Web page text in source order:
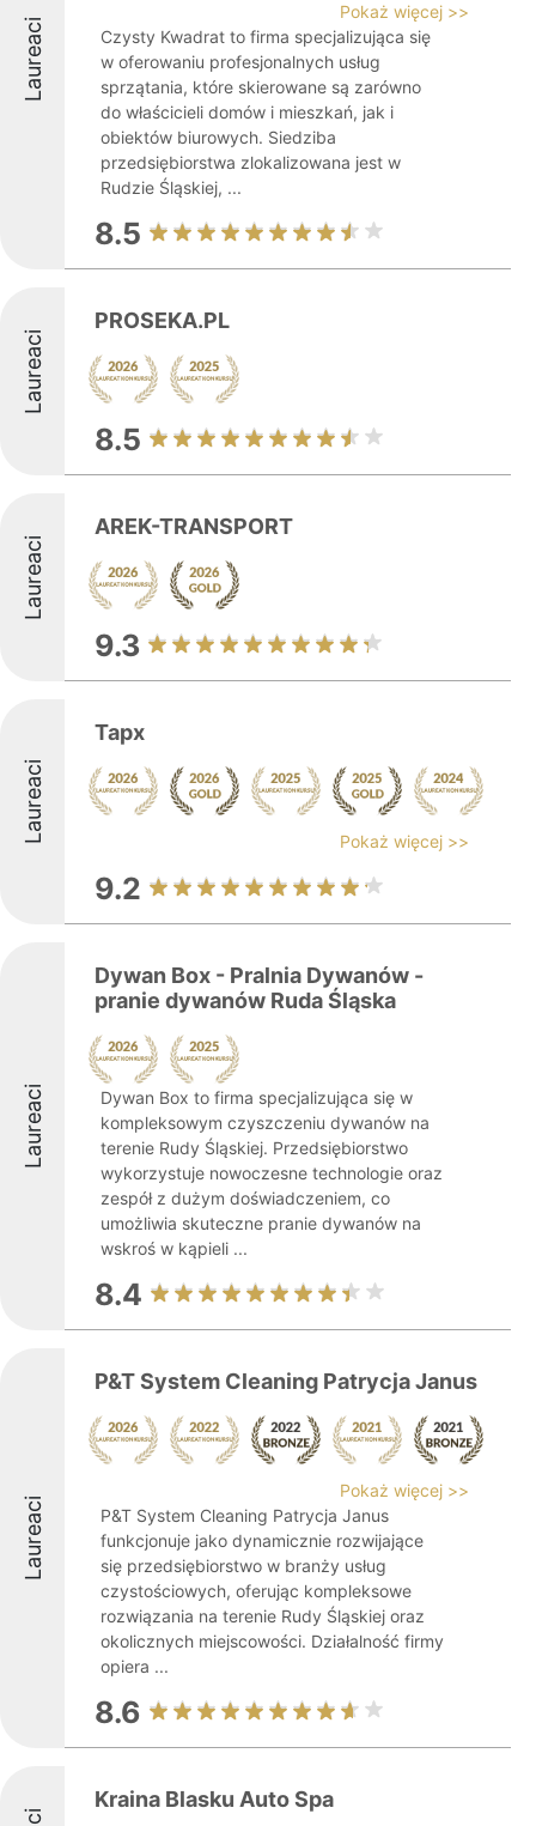
Laureaci
Pokaż więcej >>
Czysty Kwadrat to firma specjalizująca się
w oferowaniu profesjonalnych usług
sprzątania, które skierowane są zarówno
do właścicieli domów i mieszkań, jak i
obiektów biurowych. Siedziba
przedsiębiorstwa zlokalizowana jest w
Rudzie Śląskiej, ...
8.5
Laureaci
PROSEKA.PL
8.5
Laureaci
AREK-TRANSPORT
9.3
Laureaci
Tapx
Pokaż więcej >>
9.2
Laureaci
Dywan Box - Pralnia Dywanów -
pranie dywanów Ruda Śląska
Dywan Box to firma specjalizująca się w
kompleksowym czyszczeniu dywanów na
terenie Rudy Śląskiej. Przedsiębiorstwo
wykorzystuje nowoczesne technologie oraz
zespół z dużym doświadczeniem, co
umożliwia skuteczne pranie dywanów na
wskroś w kąpieli ...
8.4
Laureaci
P&T System Cleaning Patrycja Janus
Pokaż więcej >>
P&T System Cleaning Patrycja Janus
funkcjonuje jako dynamicznie rozwijające
się przedsiębiorstwo w branży usług
czystościowych, oferując kompleksowe
rozwiązania na terenie Rudy Śląskiej oraz
okolicznych miejscowości. Działalność firmy
opiera ...
8.6
Kraina Blasku Auto Spa